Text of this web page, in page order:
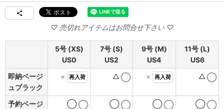
5号 (XS)
US0
7号 (S)
US2
9号 (M)
US4
11号 (L)
US6
即納ベージ
ュブラック
× 再入荷 △ × 再入荷 △
予約ベージ
◯ ◯ ◯ ◯